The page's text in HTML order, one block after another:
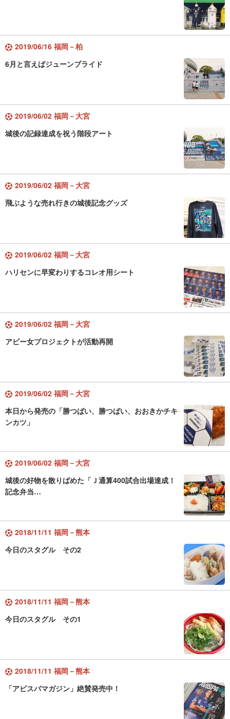
2019/06/16 福岡－柏
6月と言えばジューンブライド
2019/06/02 福岡－大宮
城後の記録達成を祝う階段アート
2019/06/02 福岡－大宮
飛ぶような売れ行きの城後記念グッズ
2019/06/02 福岡－大宮
ハリセンに早変わりするコレオ用シート
2019/06/02 福岡－大宮
アビー女プロジェクトが活動再開
2019/06/02 福岡－大宮
本日から発売の「勝つばい、勝つばい、おおきかチキ
ンカツ」
2019/06/02 福岡－大宮
城後の好物を散りばめた「Ｊ通算400試合出場達成！
記念弁当…
2018/11/11 福岡－熊本
今日のスタグル その2
2018/11/11 福岡－熊本
今日のスタグル その1
2018/11/11 福岡－熊本
「アビスパマガジン」絶賛発売中！